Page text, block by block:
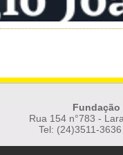
Fundação
Rua 154 n°783 -
Tel: (24)3511-